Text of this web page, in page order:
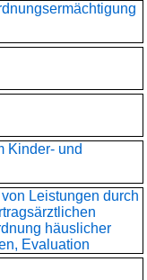
Kinder- und
Leistungen durch
häuslicher
Evaluation